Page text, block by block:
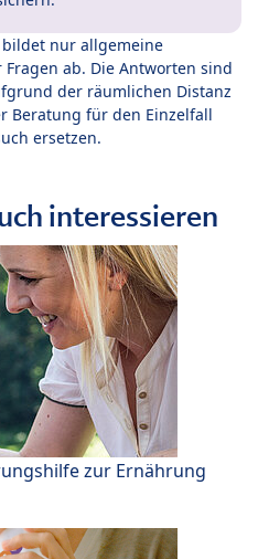
bildet nur allgemeine
ab. Die Antworten sind
der räumlichen Distanz
Beratung für den Einzelfall
ersetzen.
interessieren
zur Ernährung